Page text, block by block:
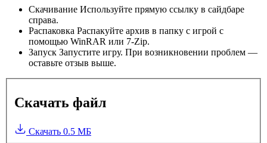
Скачивание Используйте прямую ссылку в сайдбаре
справа.
Распаковка Распакуйте архив в папку с игрой с
помощью WinRAR или 7-Zip.
Запуск Запустите игру. При возникновении проблем —
оставьте отзыв выше.
Скачать файл
Скачать 0.5 МБ